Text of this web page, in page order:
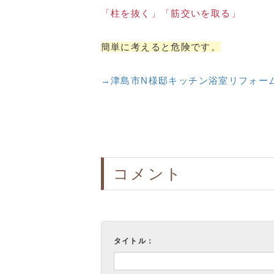
「柱を抜く」「筋交いを取る」
簡単に考えると危険です。
→津島市N様邸キッチン浴室リフォー
コメント
タイトル：